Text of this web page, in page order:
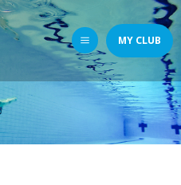
MY CLUB